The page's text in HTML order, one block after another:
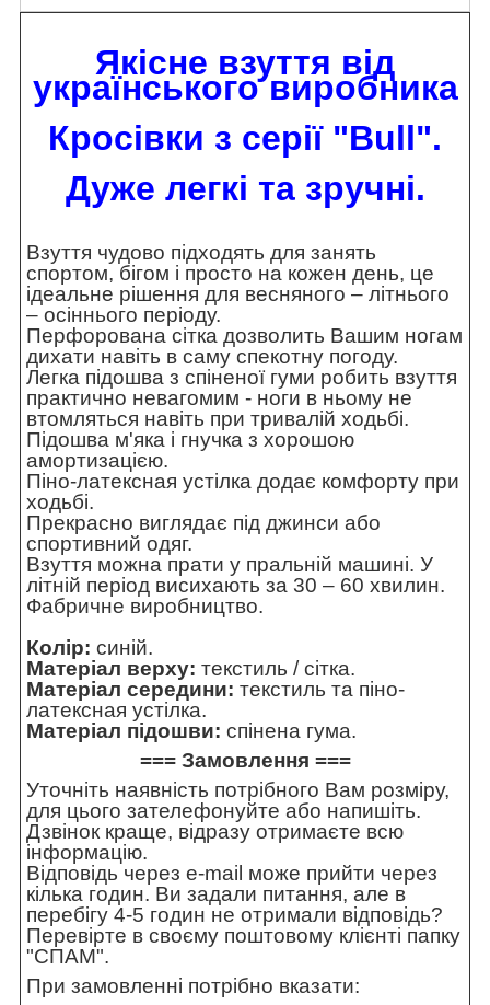
Якісне взуття від
українського виробника
Кросівки з серії "Bull".
Дуже легкі та зручні.
Взуття чудово підходять для занять
спортом, бігом і просто на кожен день, це
ідеальне рішення для весняного – літнього
– осіннього періоду.
Перфорована сітка дозволить Вашим ногам
дихати навіть в саму спекотну погоду.
Легка підошва з спіненої гуми робить взуття
практично невагомим - ноги в ньому не
втомляться навіть при тривалій ходьбі.
Підошва м'яка і гнучка з хорошою
амортизацією.
Піно-латексная устілка додає комфорту при
ходьбі.
Прекрасно виглядає під джинси або
спортивний одяг.
Взуття можна прати у пральній машині. У
літній період висихають за 30 – 60 хвилин.
Фабричне виробництво.
Колір: синій.
Матеріал верху: текстиль / сітка.
Матеріал середини: текстиль та піно-
латексная устілка.
Матеріал підошви: спінена гума.
=== Замовлення ===
Уточніть наявність потрібного Вам розміру,
для цього зателефонуйте або напишіть.
Дзвінок краще, відразу отримаєте всю
інформацію.
Відповідь через e-mail може прийти через
кілька годин. Ви задали питання, але в
перебігу 4-5 годин не отримали відповідь?
Перевірте в своєму поштовому клієнті папку
"СПАМ".
При замовленні потрібно вказати: